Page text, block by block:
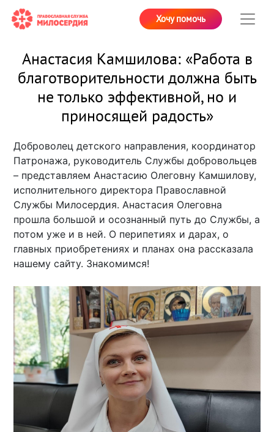
Хочу помочь
Анастасия Камшилова: «Работа в
благотворительности должна быть
не только эффективной, но и
приносящей радость»
Доброволец детского направления, координатор
Патронажа, руководитель Службы добровольцев
– представляем Анастасию Олеговну Камшилову,
исполнительного директора Православной
Службы Милосердия. Анастасия Олеговна
прошла большой и осознанный путь до Службы, а
потом уже и в ней. О перипетиях и дарах, о
главных приобретениях и планах она рассказала
нашему сайту. Знакомимся!